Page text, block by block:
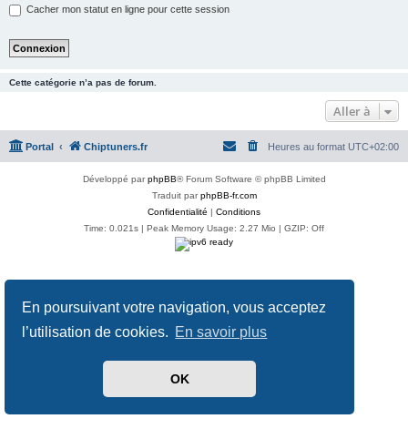
En poursuivant votre navigation, vous acceptez
l’utilisation de cookies. En savoir plus
OK
Cacher mon statut en ligne pour cette session
Cette catégorie n’a pas de forum.
Aller à
Portal Chiptuners.fr Heures au format UTC+02:00
Développé parphpBB® Forum Software © phpBB Limited
Traduit parphpBB-fr.com
Confidentialité | Conditions
Time: 0.021s | Peak Memory Usage: 2.27 Mio | GZIP: Off